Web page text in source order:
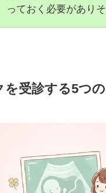
っておく必要がありそ
を受診する5つ